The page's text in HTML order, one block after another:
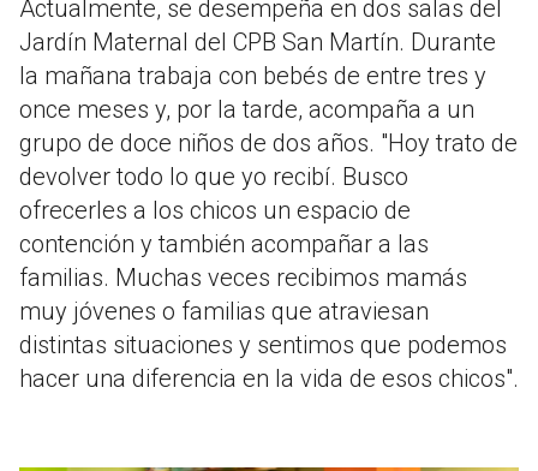
Actualmente, se desempeña en dos salas del
Jardín Maternal del CPB San Martín. Durante
la mañana trabaja con bebés de entre tres y
once meses y, por la tarde, acompaña a un
grupo de doce niños de dos años. "Hoy trato de
devolver todo lo que yo recibí. Busco
ofrecerles a los chicos un espacio de
contención y también acompañar a las
familias. Muchas veces recibimos mamás
muy jóvenes o familias que atraviesan
distintas situaciones y sentimos que podemos
hacer una diferencia en la vida de esos chicos".